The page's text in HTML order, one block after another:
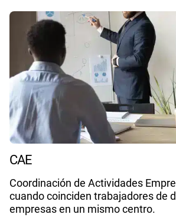
CAE
Coordinación de Actividades
cuando coinciden trabajadores de
empresas en un mismo centro.